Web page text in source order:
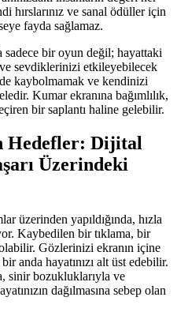
hırslarınız ve sanal ödüller için
fayda sağlamaz.
sadece bir oyun değil; hayattaki
sevdiklerinizi etkileyebilecek
kaybolmamak ve kendinizi
Kumar ekranına bağımlılık,
bir saplantı haline gelebilir.
Hedefler: Dijital
Üzerindeki
üzerinden yapıldığında, hızla
Kaybedilen bir tıklama, bir
Gözlerinizi ekranın içine
anda hayatınızı alt üst edebilir.
sinir bozukluklarıyla ve
dağılmasına sebep olan